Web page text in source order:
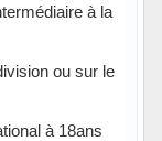
à la
ou sur le
à 18ans